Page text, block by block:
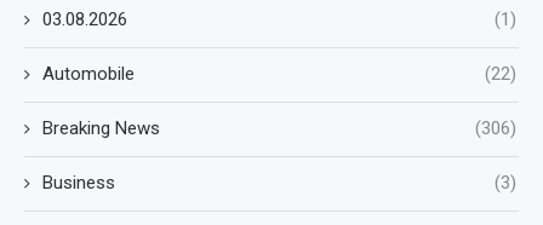
03.08.2026 (1)
Automobile (22)
Breaking News (306)
Business (3)